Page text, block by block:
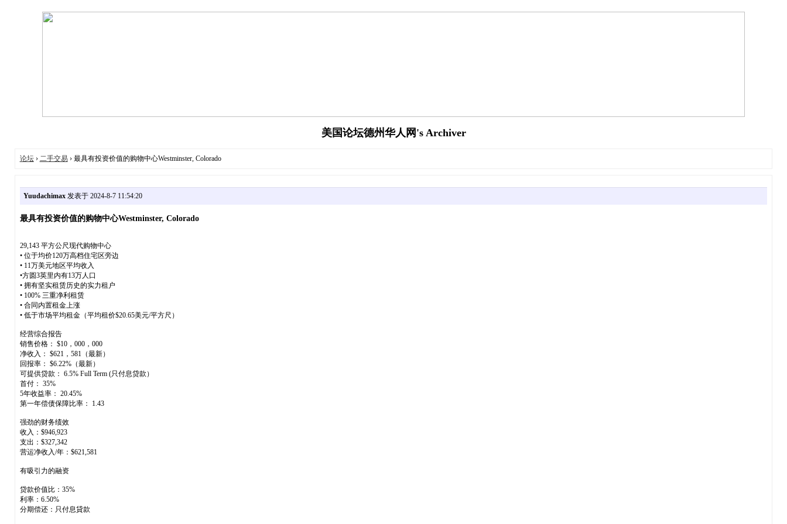
美国论坛德州华人网's Archiver
论坛› 二手交易› 最具有投资价值的购物中心Westminster, Colorado
Yuudachimax发表于 2024-8-7 11:54:20
最具有投资价值的购物中心Westminster, Colorado
29,143 平方公尺现代购物中心
• 位于均价120万高档住宅区旁边
• 11万美元地区平均收入
•方圆3英里内有13万人口
• 拥有坚实租赁历史的实力租户
• 100% 三重净利租赁
• 合同内置租金上涨
• 低于市场平均租金（平均租价$20.65美元/平方尺）
经营综合报告
销售价格： $10，000，000
净收入： $621，581（最新）
回报率： $6.22%（最新）
可提供贷款： 6.5% Full Term (只付息贷款）
首付： 35%
5年收益率： 20.45%
第一年偿债保障比率： 1.43
强劲的财务绩效
收入：$946,923
支出：$327,342
营运净收入/年：$621,581
有吸引力的融资
贷款价值比：35%
利率：6.50%
分期偿还：只付息貸款